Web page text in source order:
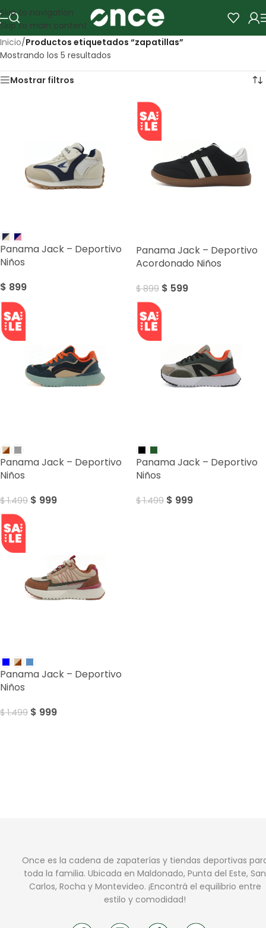
Skip to navigation
Skip to main content
Inicio/Productos etiquetados “zapatillas”
Mostrando los 5 resultados
Mostrar filtros
Panama Jack – Deportivo
Niños
$ 899
Panama Jack – Deportivo
Acordonado Niños
$899 $ 599
Panama Jack – Deportivo
Niños
$1.499 $ 999
Panama Jack – Deportivo
Niños
$1.499 $ 999
Panama Jack – Deportivo
Niños
$1.499 $ 999
Once es la cadena de zapaterías y tiendas deportivas
toda la familia. Ubicada en Maldonado, Punta del Este, San
Carlos, Rocha y Montevideo. ¡Encontrá el equilibrio entre
estilo y comodidad!